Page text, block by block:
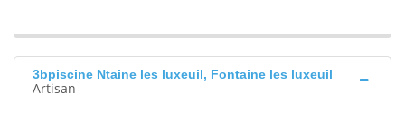
3bpiscine Ntaine les luxeuil, Fontaine les luxeuil
Artisan